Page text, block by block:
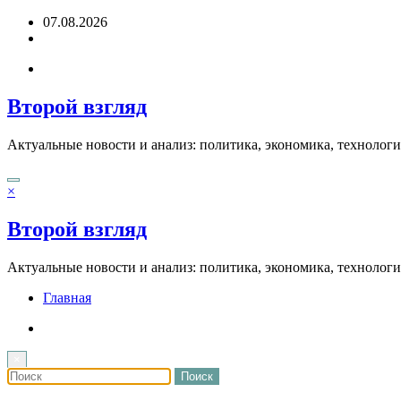
Перейти07.08.2026
Второй взгляд
Актуальные новости и анализ: политика, экономика,
×
Второй взгляд
Актуальные новости и анализ: политика, экономика,
Главная